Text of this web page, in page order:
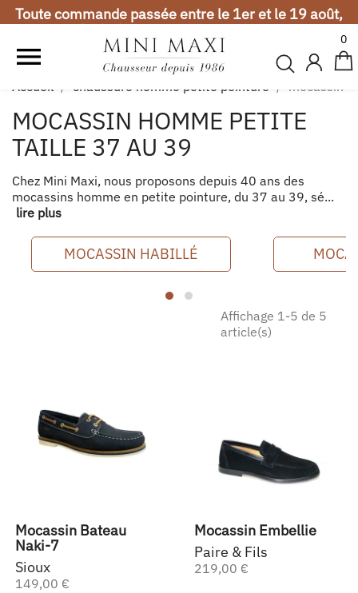
Toute commande passée entre le 1er et le 19 août,
sera expédiée à partir du 20 août. Merci de votre
compréhension.
Vacances d'été
sera expédiée à partir du 20 août. Merci de votre
compréhension.

0
Accueil chaussure homme petite pointure mocassin
MOCASSIN HOMME PETITE
TAILLE 37 AU 39
Chez Mini Maxi, nous proposons depuis 40 ans des
mocassins homme en petite pointure, du 37 au 39, sé...
lire plus
MOCASSIN HABILLÉ
Affichage 1-5 de 5
article(s)
Mocassin Bateau
Naki-7
Sioux
149,00 €
Mocassin Embellie
Paire & Fils
219,00 €